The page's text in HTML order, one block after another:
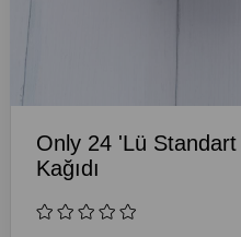
Only 24 'Lü
Kağıdı